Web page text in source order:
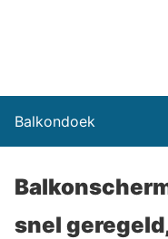
Balkondoek
snel